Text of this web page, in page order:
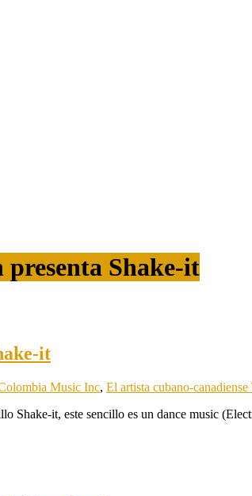
presenta Shake-it
it
Music Inc, El artista cubano-
Shake-it, este sencillo es un dance music